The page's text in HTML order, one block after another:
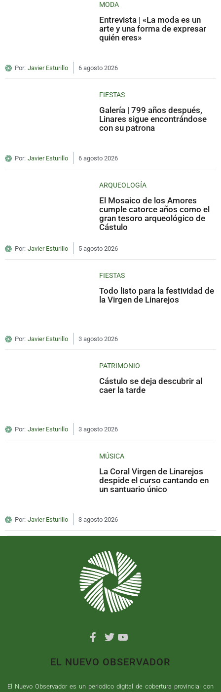
MODA
Entrevista | «La moda es un
arte y una forma de expresar
quién eres»
Por: Javier Esturillo 6 agosto 2026
FIESTAS
Galería | 799 años después,
Linares sigue encontrándose
con su patrona
Por: Javier Esturillo 6 agosto 2026
ARQUEOLOGÍA
El Mosaico de los Amores
cumple catorce años como el
gran tesoro arqueológico de
Cástulo
Por: Javier Esturillo 5 agosto 2026
FIESTAS
Todo listo para la festividad de
la Virgen de Linarejos
Por: Javier Esturillo 3 agosto 2026
PATRIMONIO
Cástulo se deja descubrir al
caer la tarde
Por: Javier Esturillo 3 agosto 2026
MÚSICA
La Coral Virgen de Linarejos
despide el curso cantando en
un santuario único
Por: Javier Esturillo 3 agosto 2026
EL NUEVO OBSERVADOR
El Nuevo Observador es un periodico digital de cobertura provincial con